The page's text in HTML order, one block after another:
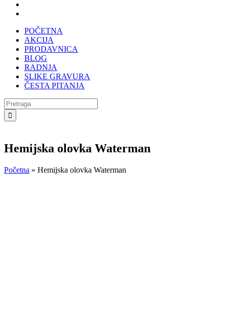
POČETNA
AKCIJA
PRODAVNICA
BLOG
RADNJA
SLIKE GRAVURA
ČESTA PITANJA
Search
for:
Hemijska olovka Waterman
Početna » Hemijska olovka Waterman